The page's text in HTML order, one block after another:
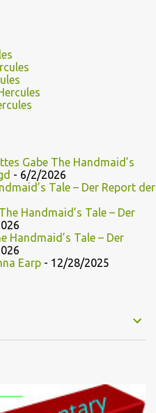
Gabe The Handmaid’s
- 6/2/2026
Tale – Der Report der
Handmaid’s Tale – Der
Handmaid’s Tale – Der
Earp - 12/28/2025